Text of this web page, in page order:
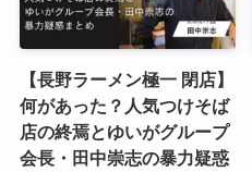
【長野ラーメン極一 閉店】
何があった？人気つけそば
店の終焉とゆいがグループ
会長・田中崇志の暴力疑惑